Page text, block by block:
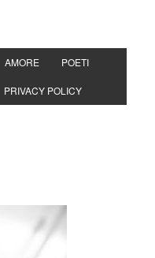
AMORE POETI
PRIVACY POLICY